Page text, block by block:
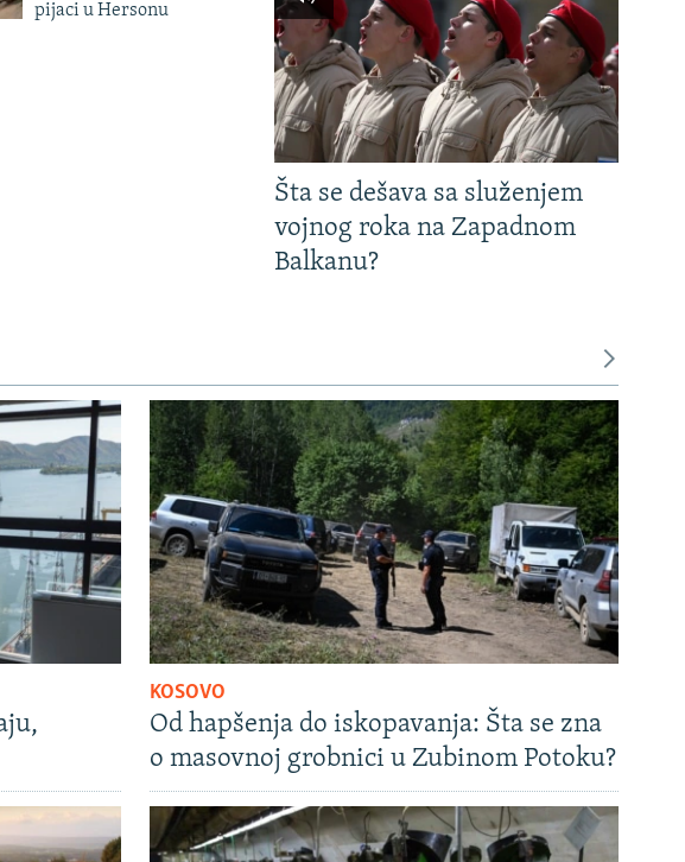
pijaci u Hersonu
Šta se dešava sa služenjem
vojnog roka na Zapadnom
Balkanu?
KOSOVO
Od hapšenja do iskopavanja: Šta se zna
o masovnoj grobnici u Zubinom Potoku?